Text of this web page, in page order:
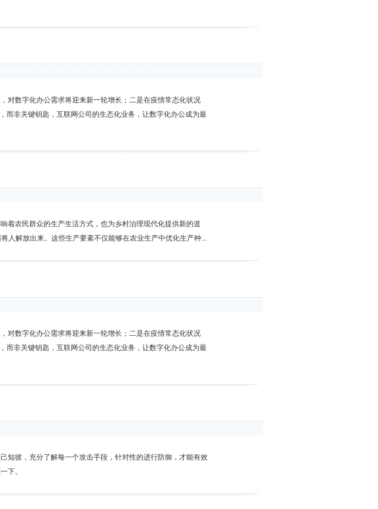
对数字化办公需求将迎来新一轮增长；二是在疫情常态化状况
而非关键钥匙，互联网公司的生态化业务，让数字化办公成为最
着农民群众的生产生活方式，也为乡村治理现代化提供新的道
人解放出来。这些生产要素不仅能够在农业生产中优化生产种...
对数字化办公需求将迎来新一轮增长；二是在疫情常态化状况
而非关键钥匙，互联网公司的生态化业务，让数字化办公成为最
知彼，充分了解每一个攻击手段，针对性的进行防御，才能有效
下。